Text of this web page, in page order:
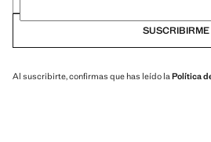
SUSCRIBIRME
Al suscribirte, confirmas que has leído la Política